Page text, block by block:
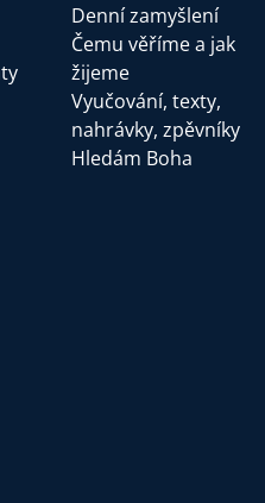
Denní zamyšlení
Čemu věříme a jak
žijeme
Vyučování, texty,
nahrávky, zpěvníky
Hledám Boha